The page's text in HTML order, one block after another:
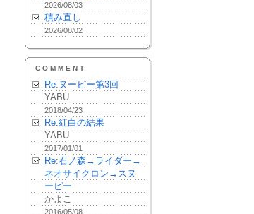
2026/08/03
積み直し
2026/08/02
COMMENT
Re:ヌーピー第3回
YABU
2018/04/23
Re:紅白の結果
YABU
2017/01/01
Re:石ノ森→ライダー→
ネオサイクロン→スヌ
ーピー
かよこ
2016/05/08